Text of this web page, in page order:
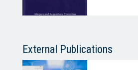
External Publications